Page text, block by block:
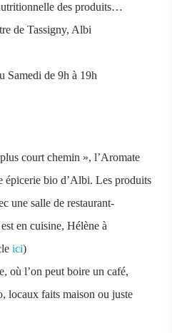
des produits…
de Tassigny, Albi
Samedi de 9h à 19h
court chemin », l’Aromate
épicerie bio d’Albi. Les produits
une salle de restaurant-
en cuisine, Hélène à
ici)
où l’on peut boire un café,
locaux faits maison ou juste